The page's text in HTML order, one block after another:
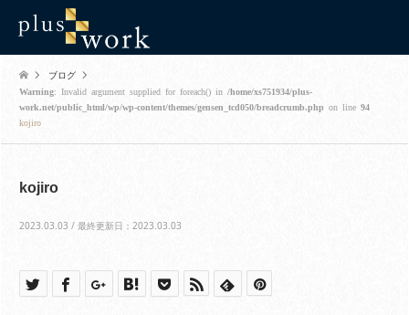
ブログ
Warning: Invalid argument supplied for foreach() in /home/xs751934/plus-
work.net/public_html/wp/wp-content/themes/gensen_tcd050/breadcrumb.php on line 94
kojiro
kojiro
2023.03.03 / 最終更新日：2023.03.03